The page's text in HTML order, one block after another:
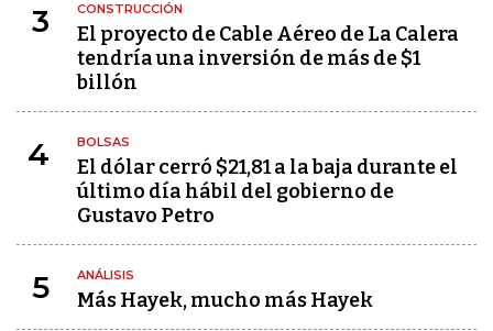
3 CONSTRUCCIÓN
El proyecto de Cable Aéreo de La Calera
tendría una inversión de más de $1
billón
4 BOLSAS
El dólar cerró $21,81 a la baja durante el
último día hábil del gobierno de
Gustavo Petro
5 ANÁLISIS
Más Hayek, mucho más Hayek